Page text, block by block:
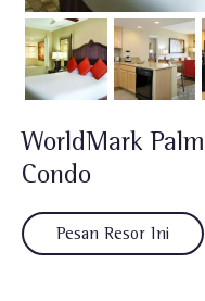
WorldMark
Condo
Pesan Resor Ini